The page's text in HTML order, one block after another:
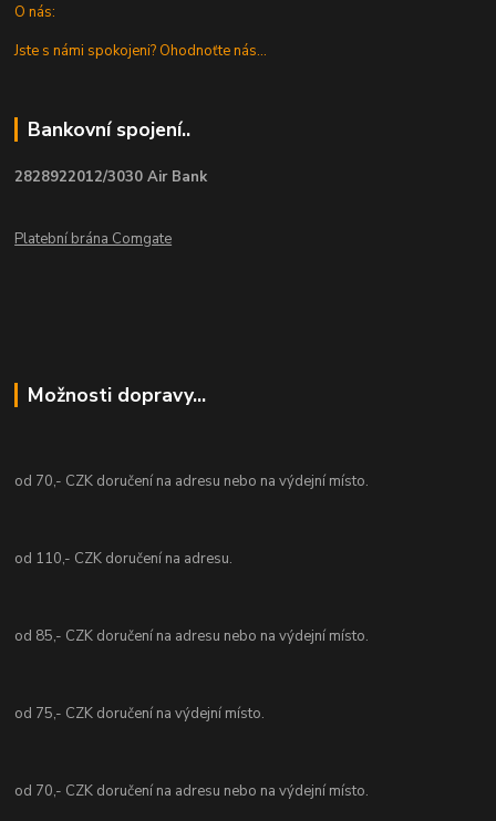
O nás:
Jste s námi spokojeni? Ohodnoťte nás...
Bankovní spojení..
2828922012/3030 Air Bank
Platební brána Comgate
Možnosti dopravy...
od 70,- CZK doručení na adresu nebo na výdejní místo.
od 110,- CZK doručení na adresu.
od 85,- CZK doručení na adresu nebo na výdejní místo.
od 75,- CZK doručení na výdejní místo.
od 70,- CZK doručení na adresu nebo na výdejní místo.